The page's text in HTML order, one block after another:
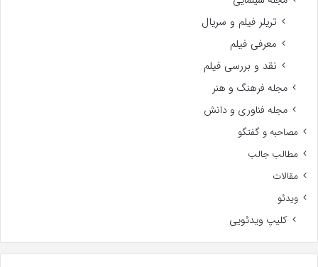
تریلر فیلم و سریال
معرفی فیلم
نقد و بررسی فیلم
مجله فرهنگ و هنر
مجله فناوری و دانش
مصاحبه و گفتگو
مطالب جالب
مقالات
ویدئو
کلیپ ویدئویی